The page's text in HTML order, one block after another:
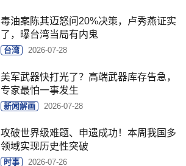
毒油案陈其迈怒问20%决策，卢秀燕证实
了，曝台湾当局有内鬼
台湾 2026-07-28
美军武器快打光了？高端武器库存告急，
专家最怕一事发生
新闻解画 2026-07-28
攻破世界级难题、申遗成功！本周我国多
领域实现历史性突破
时事 2026-07-26